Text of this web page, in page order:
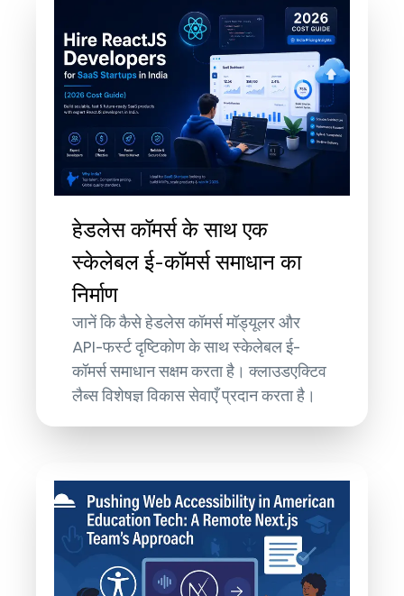
हेडलेस कॉमर्स के साथ एक
स्केलेबल ई-कॉमर्स समाधान का
निर्माण
जानें कि कैसे हेडलेस कॉमर्स मॉड्यूलर और
API-फर्स्ट दृष्टिकोण के साथ स्केलेबल ई-
कॉमर्स समाधान सक्षम करता है। क्लाउडएक्टिव
लैब्स विशेषज्ञ विकास सेवाएँ प्रदान करता है।